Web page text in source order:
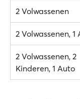
2 Volwassenen
2 Volwassenen, 1
2 Volwassenen, 2
Kinderen, 1 Auto